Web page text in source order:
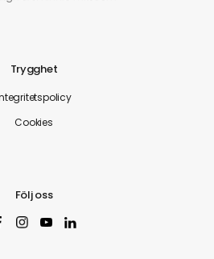
Trygghet
Cookies
Följ oss